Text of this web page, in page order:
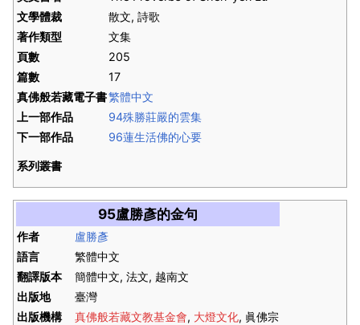
文學體裁
散文, 詩歌
著作類型
文集
頁數
205
篇數
17
真佛般若藏電子書繁體中文
上一部作品
94殊勝莊嚴的雲集
下一部作品
96蓮生活佛的心要
系列叢書
95盧勝彥的金句
作者
盧勝彥
語言
繁體中文
翻譯版本
簡體中文, 法文, 越南文
出版地
臺灣
出版機構
真佛般若藏文教基金會, 大燈文化, 眞佛宗